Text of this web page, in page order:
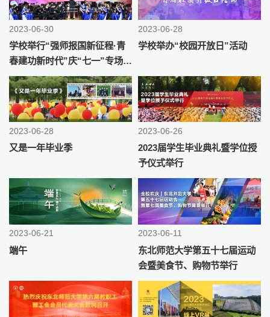
2023-06-30
学校举行“强师报国新征程·青
春建功新时代”庆“七一”专场文
艺演出
2023-06-28
学校举办“校园开放日”活动
2023-06-28
又是一年毕业季
2023-06-26
2023届学生毕业典礼暨学位授
予仪式举行
2023-06-21
端午
2023-06-11
东北师范大学第五十七届运动
会暨美食节、购物节举行